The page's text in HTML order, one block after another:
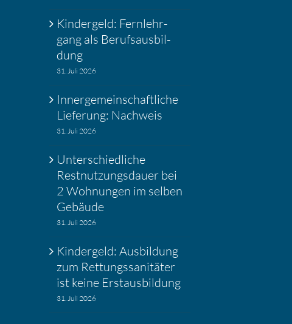
Kinder­geld: Fernlehr­
gang als Berufs­aus­bil­
dung
31. Juli 2026
Inner­ge­mein­schaft­liche
Liefe­rung: Nachweis
31. Juli 2026
Unter­schied­liche
Restnut­zungs­dauer bei
2 Wohnungen im selben
Gebäude
31. Juli 2026
Kinder­geld: Ausbil­dung
zum Rettungs­sa­ni­täter
ist keine Erstaus­bil­dung
31. Juli 2026